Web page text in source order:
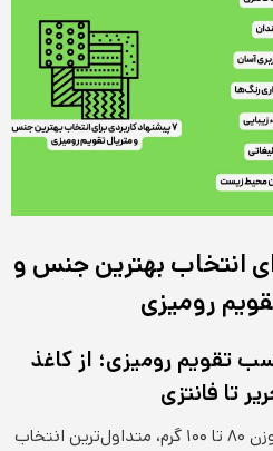
انتخاب بهترین جنس و
رومیزی
تقویم رومیزی؛ از کاغذ
تا فانتزی
این کاغذ با وزن ۸۰ تا ۱۰۰ گرم، متداول‌ترین انتخاب